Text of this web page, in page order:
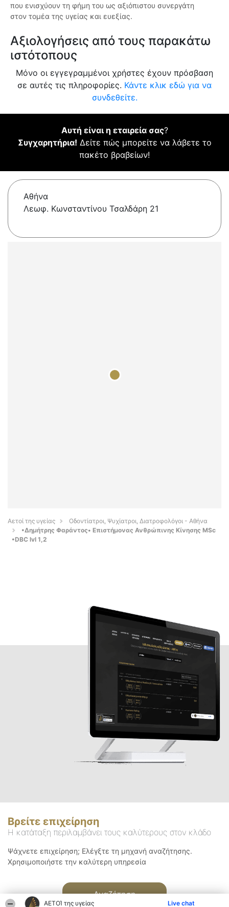
ΑΕΤΟΊ της υγείας Live chat
που ενισχύουν τη φήμη του ως αξιόπιστου συνεργάτη
στον τομέα της υγείας και ευεξίας.
Αξιολογήσεις από τους παρακάτω
ιστότοπους
Μόνο οι εγγεγραμμένοι χρήστες έχουν πρόσβαση
σε αυτές τις πληροφορίες. Κάντε κλικ εδώ για να
συνδεθείτε.
Αυτή είναι η εταιρεία σας?
Συγχαρητήρια! Δείτε πώς μπορείτε να λάβετε το
πακέτο βραβείων!
Αθήνα
Λεωφ. Κωνσταντίνου Τσαλδάρη 21
Αετοί της υγείας
Οδοντίατροι, Ψυχίατροι, Διατροφολόγοι - Αθήνα
•Δημήτρης Φαράντος• Επιστήμονας Ανθρώπινης Κίνησης MSc
•DBC lvl 1,2
Βρείτε επιχείρηση
Η κατάταξη περιλαμβάνει τους καλύτερους στον κλάδο
Ψάχνετε επιχείρηση; Ελέγξτε τη μηχανή αναζήτησης.
Χρησιμοποιήστε την καλύτερη υπηρεσία
Αναζήτηση